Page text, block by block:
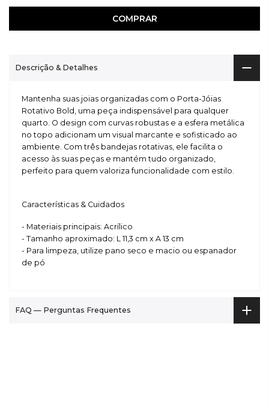
COMPRAR
Descrição & Detalhes
Mantenha suas joias organizadas com o Porta-Jóias
Rotativo Bold, uma peça indispensável para qualquer
quarto. O design com curvas robustas e a esfera metálica
no topo adicionam um visual marcante e sofisticado ao
ambiente. Com três bandejas rotativas, ele facilita o
acesso às suas peças e mantém tudo organizado,
perfeito para quem valoriza funcionalidade com estilo.
Características & Cuidados
- Materiais principais: Acrílico
- Tamanho aproximado: L 11,3 cm x A 13 cm
- Para limpeza, utilize pano seco e macio ou espanador
de pó
FAQ — Perguntas Frequentes